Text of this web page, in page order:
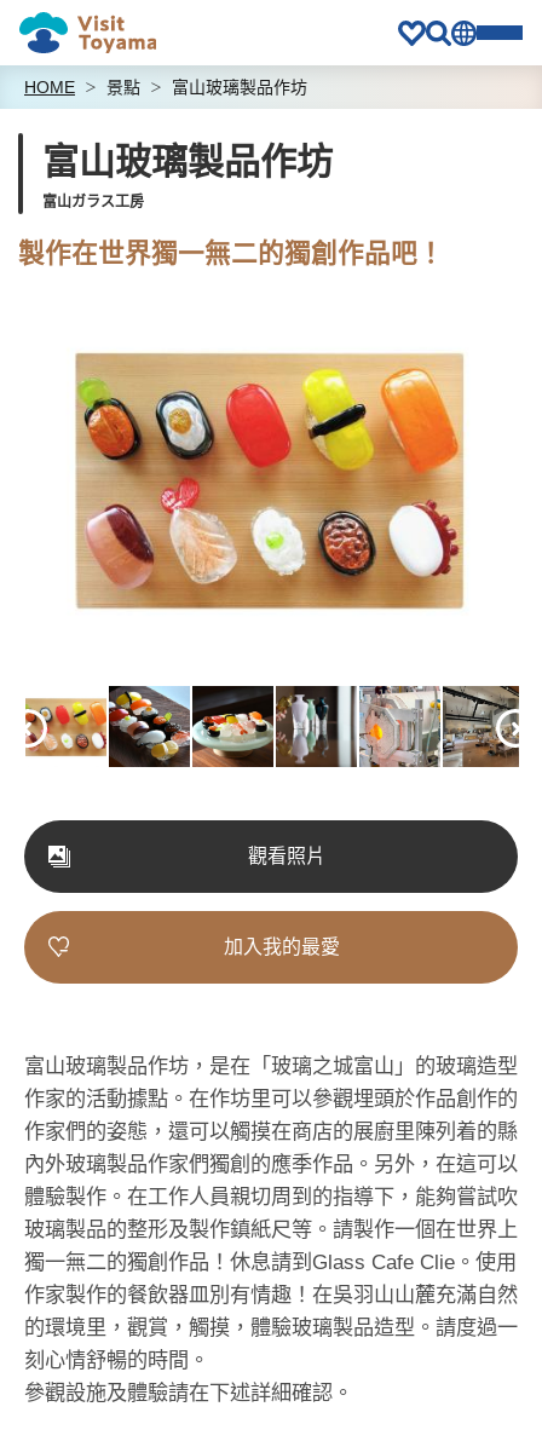
HOME 景點 富山玻璃製品作坊
富山玻璃製品作坊
富山ガラス工房
製作在世界獨一無二的獨創作品吧！
觀看照片
加入我的最愛
富山玻璃製品作坊，是在「玻璃之城富山」的玻璃造型
作家的活動據點。在作坊里可以參觀埋頭於作品創作的
作家們的姿態，還可以觸摸在商店的展廚里陳列着的縣
內外玻璃製品作家們獨創的應季作品。另外，在這可以
體驗製作。在工作人員親切周到的指導下，能夠嘗試吹
玻璃製品的整形及製作鎮紙尺等。請製作一個在世界上
獨一無二的獨創作品！休息請到Glass Cafe Clie。使用
作家製作的餐飲器皿別有情趣！在吳羽山山麓充滿自然
的環境里，觀賞，觸摸，體驗玻璃製品造型。請度過一
刻心情舒暢的時間。
參觀設施及體驗請在下述詳細確認。